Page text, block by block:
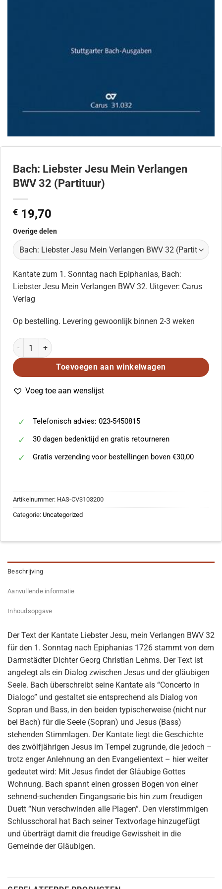
Bach: Liebster Jesu Mein Verlangen
BWV 32 (Partituur)
€ 19,70
Overige delen
Kantate zum 1. Sonntag nach Epiphanias, Bach:
Liebster Jesu Mein Verlangen BWV 32. Uitgever: Carus
Verlag
Op bestelling. Levering gewoonlijk binnen 2-3 weken
Bach: Liebster Jesu Mein Verlangen BWV 32 (Partituur) aantal
Toevoegen aan winkelwagen
Voeg toe aan wenslijst
Telefonisch advies: 023-5450815
30 dagen bedenktijd en gratis retourneren
Gratis verzending voor bestellingen boven €30,00
Artikelnummer: HAS-CV3103200
Categorie: Uncategorized
Beschrijving
Aanvullende informatie
Inhoudsopgave
Der Text der Kantate Liebster Jesu, mein Verlangen BWV 32
für den 1. Sonntag nach Epiphanias 1726 stammt von dem
Darmstädter Dichter Georg Christian Lehms. Der Text ist
angelegt als ein Dialog zwischen Jesus und der gläubigen
Seele. Bach überschreibt seine Kantate als “Concerto in
Dialogo” und gestaltet sie entsprechend als Dialog von
Sopran und Bass, in den beiden typischerweise (nicht nur
bei Bach) für die Seele (Sopran) und Jesus (Bass)
stehenden Stimmlagen. Der Kantate liegt die Geschichte
des zwölfjährigen Jesus im Tempel zugrunde, die jedoch –
trotz enger Anlehnung an den Evangelientext – hier weiter
gedeutet wird: Mit Jesus findet der Gläubige Gottes
Wohnung. Bach spannt einen grossen Bogen von einer
sehnend-suchenden Eingangsarie bis hin zum freudigen
Duett “Nun verschwinden alle Plagen”. Den vierstimmigen
Schlusschoral hat Bach seiner Textvorlage hinzugefügt
und überträgt damit die freudige Gewissheit in die
Gemeinde der Gläubigen.